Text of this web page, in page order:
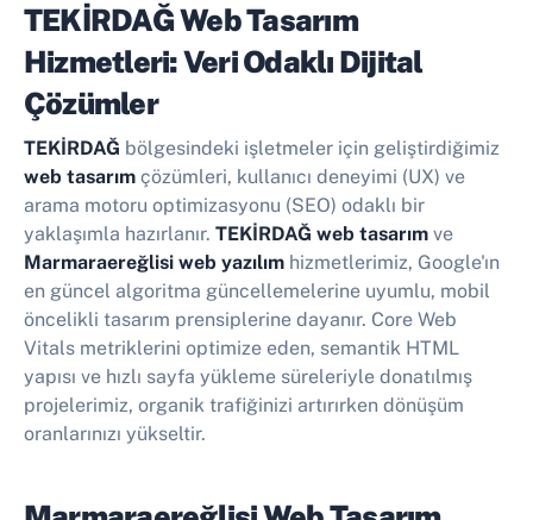
TEKİRDAĞ Web Tasarım
Hizmetleri: Veri Odaklı Dijital
Çözümler
TEKİRDAĞ bölgesindeki işletmeler için geliştirdiğimiz
web tasarım çözümleri, kullanıcı deneyimi (UX) ve
arama motoru optimizasyonu (SEO) odaklı bir
yaklaşımla hazırlanır. TEKİRDAĞ web tasarım ve
Marmaraereğlisi web yazılım hizmetlerimiz, Google'ın
en güncel algoritma güncellemelerine uyumlu, mobil
öncelikli tasarım prensiplerine dayanır. Core Web
Vitals metriklerini optimize eden, semantik HTML
yapısı ve hızlı sayfa yükleme süreleriyle donatılmış
projelerimiz, organik trafiğinizi artırırken dönüşüm
oranlarınızı yükseltir.